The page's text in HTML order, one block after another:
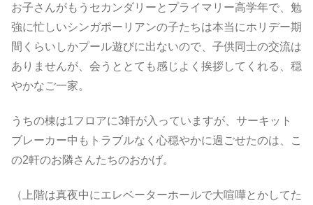
お子さんがもうセカンダリーとプライマリー高学年で、勉
強に忙しいシンガポーリアンの子たちは本当にホリデー期
間くらいしかプール遊びに出ないので、子供同士の交流は
ありませんが、会うととても感じよく挨拶してくれる、穏
やかなご一家。
うちの棟は1フロアに3軒が入っていますが、サーキット
ブレーカー中もトラブルなく心穏やかに過ごせたのは、こ
の2軒のお隣さんたちのおかげ。
（上階は真夜中にエレベーターホールで大喧嘩とかしてた